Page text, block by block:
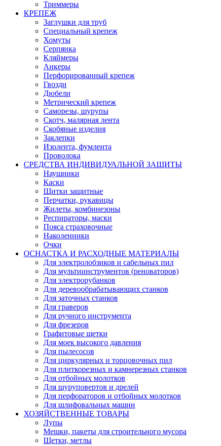
Триммеры
КРЕПЕЖ
Заглушки для труб
Специальный крепеж
Хомуты
Серпянка
Кляймеры
Анкеры
Перфорированный крепеж
Гвозди
Дюбели
Метрический крепеж
Саморезы, шурупы
Скотч, малярная лента
Скобяные изделия
Заклепки
Изолента, фумлента
Проволока
СРЕДСТВА ИНДИВИДУАЛЬНОЙ ЗАЩИТЫ
Наушники
Каски
Щитки защитные
Перчатки, рукавицы
Жилеты, комбинезоны
Респираторы, маски
Пояса страховочные
Наколенники
Очки
ОСНАСТКА И РАСХОДНЫЕ МАТЕРИАЛЫ
Для электролобзиков и сабельных пил
Для мультиинструментов (реноваторов)
Для электрорубанков
Для деревообрабатывающих станков
Для заточных станков
Для граверов
Для ручного инструмента
Для фрезеров
Графитовые щетки
Для моек высокого давления
Для пылесосов
Для циркулярных и торцовочных пил
Для плиткорезных и камнерезных станков
Для отбойных молотков
Для шуруповертов и дрелей
Для перфораторов и отбойных молотков
Для шлифовальных машин
ХОЗЯЙСТВЕННЫЕ ТОВАРЫ
Лупы
Мешки, пакеты для строительного мусора
Щетки, метлы